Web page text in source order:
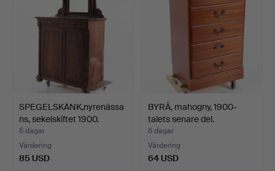
SPEGELSKÄNK,nyrenässa
ns, sekelskiftet 1900.
6 dagar
Värdering
85 USD
BYRÅ, mahogny, 1900-
talets senare del.
6 dagar
Värdering
64 USD